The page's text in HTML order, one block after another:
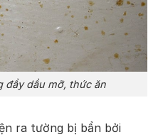
đầy dầu mỡ, thức ăn
ra tường bị bẩn bởi